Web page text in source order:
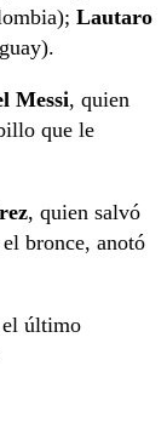
Lautaro
Messi, quien
que le
, quien salvó
bronce, anotó
el último